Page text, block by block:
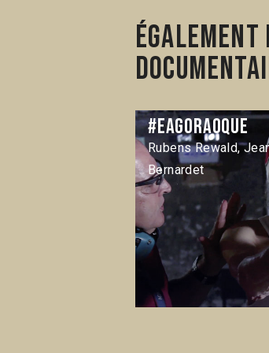
#eagoraoque
Rubens Rewald,
Bernardet